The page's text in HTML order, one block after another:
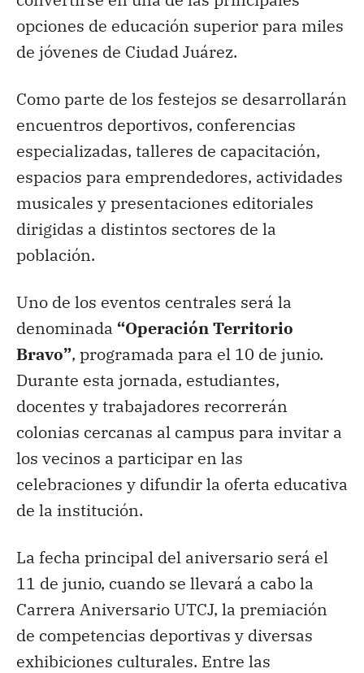
opciones de educación superior para miles
de jóvenes de Ciudad Juárez.
Como parte de los festejos se desarrollarán
encuentros deportivos, conferencias
especializadas, talleres de capacitación,
espacios para emprendedores, actividades
musicales y presentaciones editoriales
dirigidas a distintos sectores de la
población.
Uno de los eventos centrales será la
denominada “Operación Territorio
Bravo”, programada para el 10 de junio.
Durante esta jornada, estudiantes,
docentes y trabajadores recorrerán
colonias cercanas al campus para invitar a
los vecinos a participar en las
celebraciones y difundir la oferta educativa
de la institución.
La fecha principal del aniversario será el
11 de junio, cuando se llevará a cabo la
Carrera Aniversario UTCJ, la premiación
de competencias deportivas y diversas
exhibiciones culturales. Entre las